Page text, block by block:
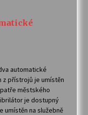
automatické
z přístrojů je umístěn
městského
je dostupný
umístěn na služebně